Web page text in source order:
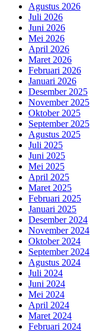
Agustus 2026
Juli 2026
Juni 2026
Mei 2026
April 2026
Maret 2026
Februari 2026
Januari 2026
Desember 2025
November 2025
Oktober 2025
September 2025
Agustus 2025
Juli 2025
Juni 2025
Mei 2025
April 2025
Maret 2025
Februari 2025
Januari 2025
Desember 2024
November 2024
Oktober 2024
September 2024
Agustus 2024
Juli 2024
Juni 2024
Mei 2024
April 2024
Maret 2024
Februari 2024